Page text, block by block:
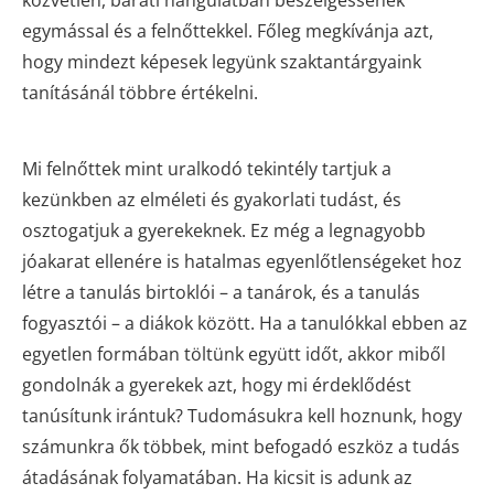
egymással és a felnőttekkel. Főleg megkívánja azt,
hogy mindezt képesek legyünk szaktantárgyaink
tanításánál többre értékelni.
Mi felnőttek mint uralkodó tekintély tartjuk a
kezünkben az elméleti és gyakorlati tudást, és
osztogatjuk a gyerekeknek. Ez még a legnagyobb
jóakarat ellenére is hatalmas egyenlőtlenségeket hoz
létre a tanulás birtoklói – a tanárok, és a tanulás
fogyasztói – a diákok között. Ha a tanulókkal ebben az
egyetlen formában töltünk együtt időt, akkor miből
gondolnák a gyerekek azt, hogy mi érdeklődést
tanúsítunk irántuk? Tudomásukra kell hoznunk, hogy
számunkra ők többek, mint befogadó eszköz a tudás
átadásának folyamatában. Ha kicsit is adunk az